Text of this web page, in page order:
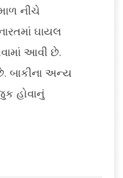
નીચે
ઘાયલ
આવી છે.
બાકીના અન્ય
હોવાનું